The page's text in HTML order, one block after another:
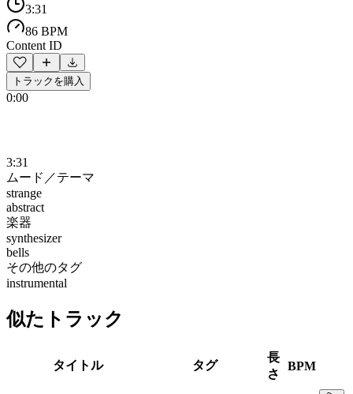
3:31
86 BPM
Content ID
トラックを購入
0:00
3:31
ムード／テーマ
strange
abstract
楽器
synthesizer
bells
その他のタグ
instrumental
似たトラック
タイトル タグ
長
さ
BPM